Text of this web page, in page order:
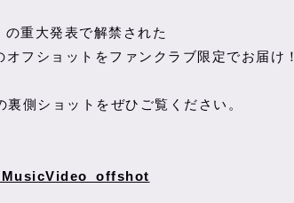
の重大発表で解禁された
フショットをファンクラブ限定でお届け！
側ショットをぜひご覧ください。